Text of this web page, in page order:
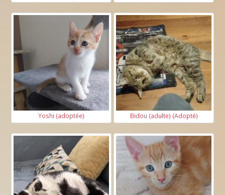
Yoshi (adoptée) Bidou (adulte) (Adopté)